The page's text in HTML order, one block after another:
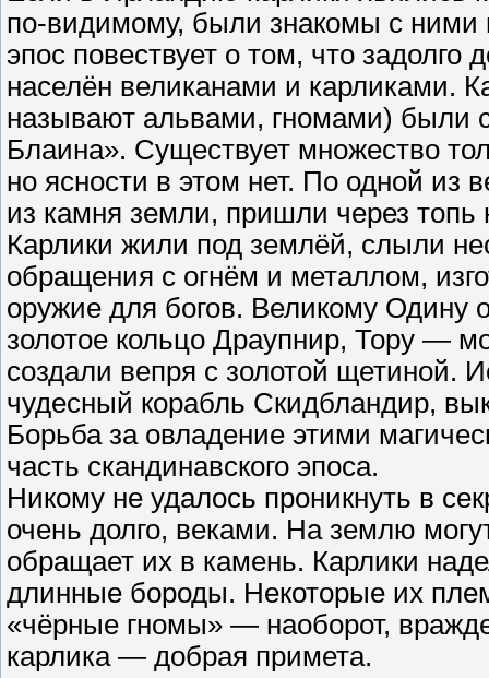
по-видимому, были знакомы с ними
эпос повествует о том, что
населён великанами и карликами.
называют альвами, гномами) были
Блаина». Существует множество
но ясности в этом нет. По одной
из камня земли, пришли через топь
Карлики жили под землёй, слыли
обращения с огнём и металлом,
оружие для богов. Великому Одину
золотое кольцо Драупнир, Тору —
создали вепря с золотой щетиной.
чудесный корабль Скидбландир,
Борьба за овладение этими
часть скандинавского эпоса.
Никому не удалось проникнуть в
очень долго, веками. На землю
обращает их в камень. Карлики
длинные бороды. Некоторые их
«чёрные гномы» — наоборот,
карлика — добрая примета.